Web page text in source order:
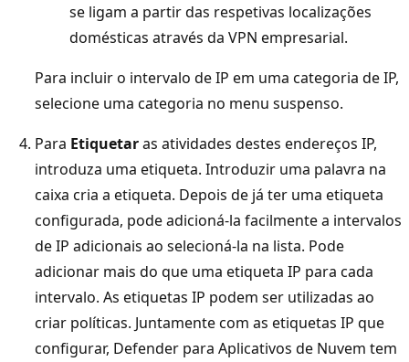
se ligam a partir das respetivas localizações
domésticas através da VPN empresarial.
Para incluir o intervalo de IP em uma categoria de IP,
selecione uma categoria no menu suspenso.
Para Etiquetaras atividades destes endereços IP,
introduza uma etiqueta. Introduzir uma palavra na
caixa cria a etiqueta. Depois de já ter uma etiqueta
configurada, pode adicioná-la facilmente a intervalos
de IP adicionais ao selecioná-la na lista. Pode
adicionar mais do que uma etiqueta IP para cada
intervalo. As etiquetas IP podem ser utilizadas ao
criar políticas. Juntamente com as etiquetas IP que
configurar, Defender para Aplicativos de Nuvem tem